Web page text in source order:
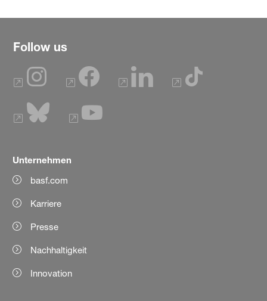
Follow us
Unternehmen
basf.com
Karriere
Presse
Nachhaltigkeit
Innovation